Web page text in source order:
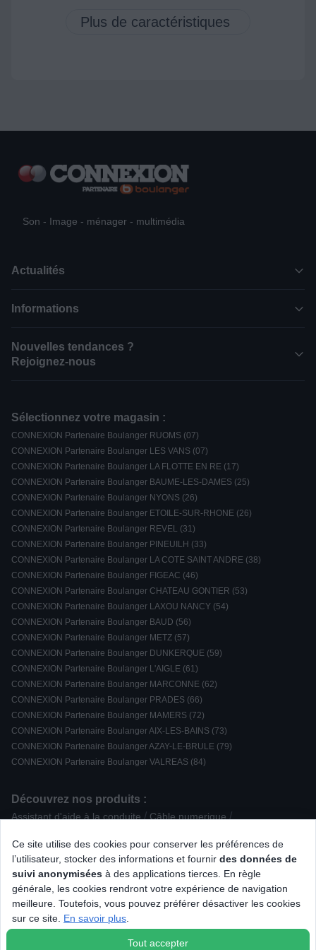
Ce site utilise des cookies pour conserver les préférences de
l’utilisateur, stocker des informations et fournir des données de
suivi anonymisées à des applications tierces. En règle
générale, les cookies rendront votre expérience de navigation
meilleure. Toutefois, vous pouvez préférer désactiver les cookies
sur ce site. En savoir plus
Tout accepter
Son - Image - ménager - multimédia
Actualités
Informations
Nouvelles tendances ?
Rejoignez-nous
Sélectionnez votre magasin :
CONNEXION Partenaire Boulanger RUOMS (07)
CONNEXION Partenaire Boulanger LES VANS (07)
CONNEXION Partenaire Boulanger LA FLOTTE EN RE (17)
CONNEXION Partenaire Boulanger BAUME-LES-DAMES (25)
CONNEXION Partenaire Boulanger NYONS (26)
CONNEXION Partenaire Boulanger ETOILE-SUR-RHONE (26)
CONNEXION Partenaire Boulanger REVEL (31)
CONNEXION Partenaire Boulanger PINEUILH (33)
CONNEXION Partenaire Boulanger LA COTE SAINT ANDRE (38)
CONNEXION Partenaire Boulanger FIGEAC (46)
CONNEXION Partenaire Boulanger CHATEAU GONTIER (53)
CONNEXION Partenaire Boulanger LAXOU NANCY (54)
CONNEXION Partenaire Boulanger BAUD (56)
CONNEXION Partenaire Boulanger METZ (57)
CONNEXION Partenaire Boulanger DUNKERQUE (59)
CONNEXION Partenaire Boulanger L'AIGLE (61)
CONNEXION Partenaire Boulanger MARCONNE (62)
CONNEXION Partenaire Boulanger PRADES (66)
CONNEXION Partenaire Boulanger MAMERS (72)
CONNEXION Partenaire Boulanger AIX-LES-BAINS (73)
CONNEXION Partenaire Boulanger AZAY-LE-BRULE (79)
CONNEXION Partenaire Boulanger VALREAS (84)
Découvrez nos produits :
Assistant d'aide à la conduite / Câble numerique /
Radio CD / K7 / MacBook Sèche-linge à Condensation /
Antenne TV / Radio
Rasoir électrique / Cuisinière mixte Aspirateur robot
Tablette iOS / Centre de repassage / Réfrigérateur multi-portes /
Montre connectée / Smartphone Android